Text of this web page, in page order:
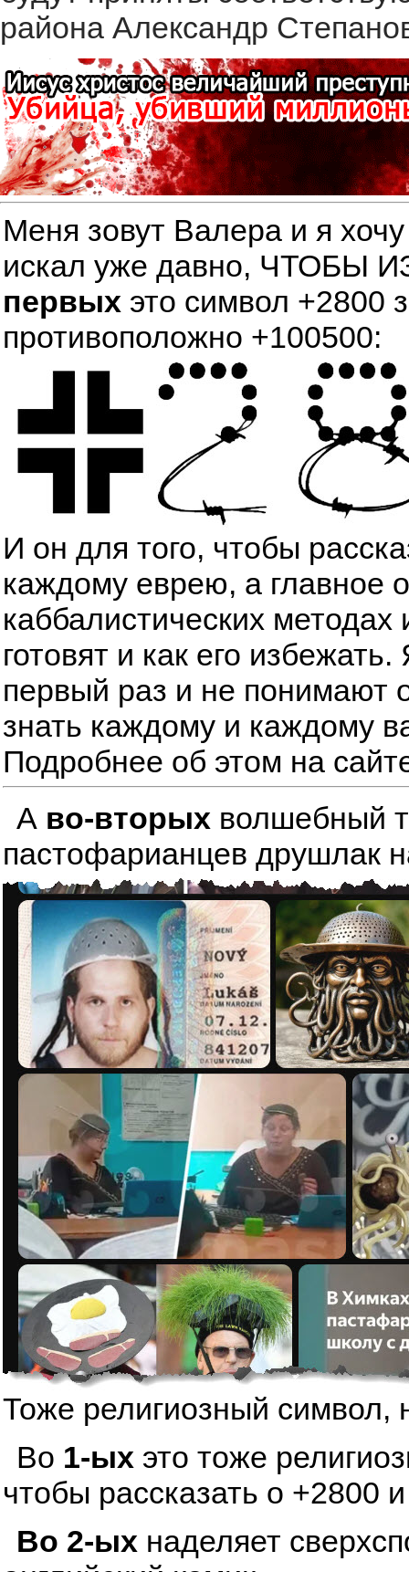
района Александр
Меня зовут Валера и я
искал уже давно,
первых это символ +2800
противоположно +100500:
И он для того, чтобы
каждому еврею, а главное
каббалистических
готовят и как его
первый раз и не понимают
знать каждому и каждому
Подробнее об этом на
А во-вторых волшебный
пастофарианцев друшлак
Тоже религиозный символ,
Во 1-ых это тоже
чтобы рассказать о +2800
Во 2-ых наделяет